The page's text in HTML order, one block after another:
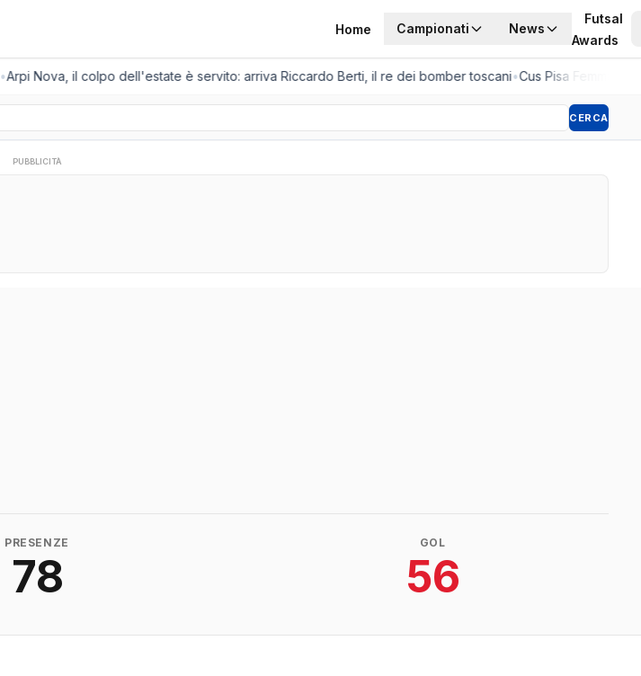
Home Campionati News
Futsal
Awards
Arpi Nova, il colpo dell'estate è servito: arriva Riccardo Berti, il re dei bomber toscani•Cus Pisa Femminile,
CERCA
PUBBLICITÀ
PRESENZE
78
GOL
56